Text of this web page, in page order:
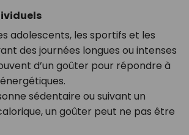
adolescents, les sportifs et les
des journées longues ou intenses
d’un goûter pour répondre à
sédentaire ou suivant un
un goûter peut ne pas être